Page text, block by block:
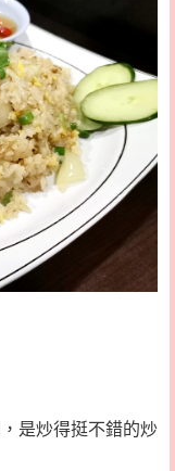
是炒得挺不錯的炒